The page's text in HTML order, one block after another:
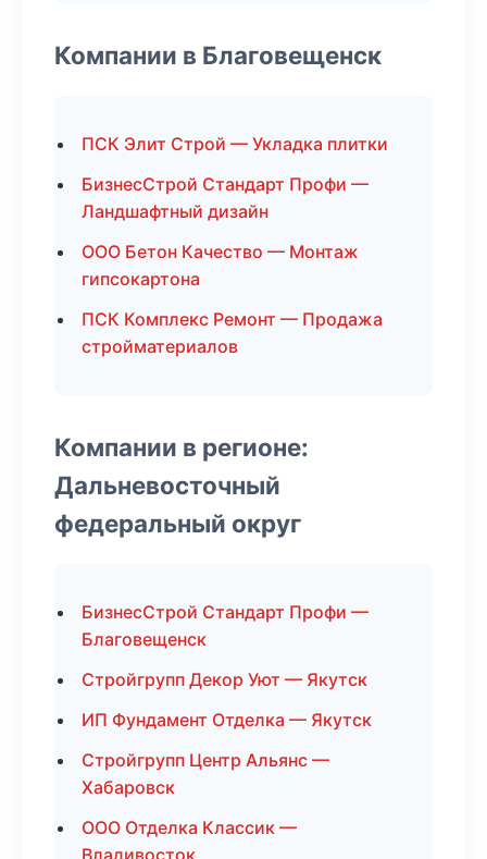
Компании в Благовещенск
ПСК Элит Строй — Укладка плитки
БизнесСтрой Стандарт Профи —
Ландшафтный дизайн
ООО Бетон Качество — Монтаж
гипсокартона
ПСК Комплекс Ремонт — Продажа
стройматериалов
Компании в регионе:
Дальневосточный
федеральный округ
БизнесСтрой Стандарт Профи —
Благовещенск
Стройгрупп Декор Уют — Якутск
ИП Фундамент Отделка — Якутск
Стройгрупп Центр Альянс —
Хабаровск
ООО Отделка Классик —
Владивосток